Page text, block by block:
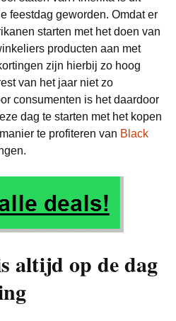
feestdag geworden. Omdat er
starten met het doen van
producten aan met
zijn hierbij zo hoog
van het jaar niet zo
consumenten is het daardoor
dag te starten met het kopen
te profiteren van Black
altijd op de dag